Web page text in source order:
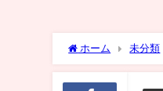
ホーム 未分類
かしくない」進路に